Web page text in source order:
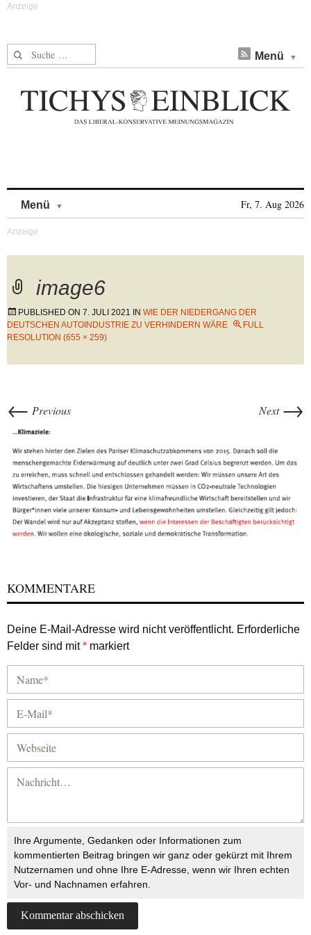
Suche nach: Menü
Menü Fr, 7. Aug 2026
image6
PUBLISHED ON 7. JULI 2021 IN WIE DER NIEDERGANG DER
DEUTSCHEN AUTOINDUSTRIE ZU VERHINDERN WÄRE
FULL
RESOLUTION (655 × 259)
← Previous Next →
KOMMENTARE
Deine E-Mail-Adresse wird nicht veröffentlicht. Erforderliche
Felder sind mit* markiert
Ihre Argumente, Gedanken oder Informationen zum
kommentierten Beitrag bringen wir ganz oder gekürzt mit Ihrem
Nutzernamen und ohne Ihre E-Adresse, wenn wir Ihren echten
Vor- und Nachnamen erfahren.